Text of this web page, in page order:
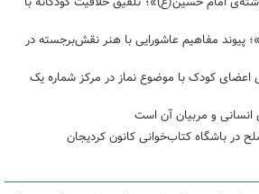
پیوند مفاهیم عاشورایی با هنر نقش‌برجسته در
اعضای کودک با موضوع نماز در مرکز شماره یک
انسانی و مربیان آن است
در باشگاه کتاب‌خوانی کانون کردیجان